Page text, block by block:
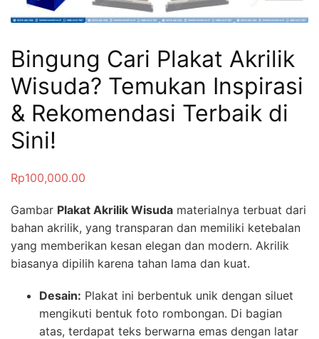
Bingung Cari Plakat Akrilik
Wisuda? Temukan Inspirasi
& Rekomendasi Terbaik di
Sini!
Rp100,000.00
Gambar Plakat Akrilik Wisuda materialnya terbuat dari
bahan akrilik, yang transparan dan memiliki ketebalan
yang memberikan kesan elegan dan modern. Akrilik
biasanya dipilih karena tahan lama dan kuat.
Desain: Plakat ini berbentuk unik dengan siluet
mengikuti bentuk foto rombongan. Di bagian
atas, terdapat teks berwarna emas dengan latar